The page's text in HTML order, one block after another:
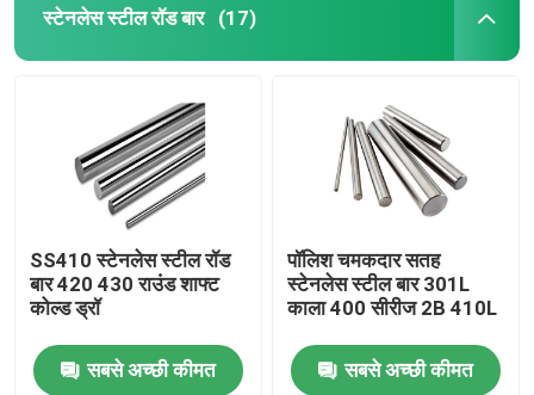
स्टेनलेस स्टील रॉड बार (17)
SS410 स्टेनलेस स्टील रॉड
बार 420 430 राउंड शाफ्ट
कोल्ड ड्रॉ
सबसे अच्छी कीमत
पॉलिश चमकदार सतह
स्टेनलेस स्टील बार 301L
काला 400 सीरीज 2B 410L
सबसे अच्छी कीमत